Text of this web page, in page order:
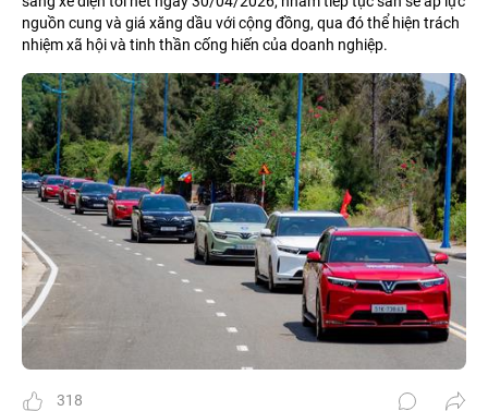
nguồn cung và giá xăng dầu với cộng đồng, qua đó thể hiện trách
nhiệm xã hội và tinh thần cống hiến của doanh nghiệp.
318